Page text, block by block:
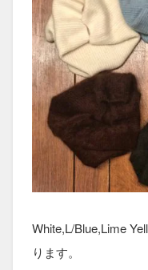
White,L/Blue,Lime
ります。